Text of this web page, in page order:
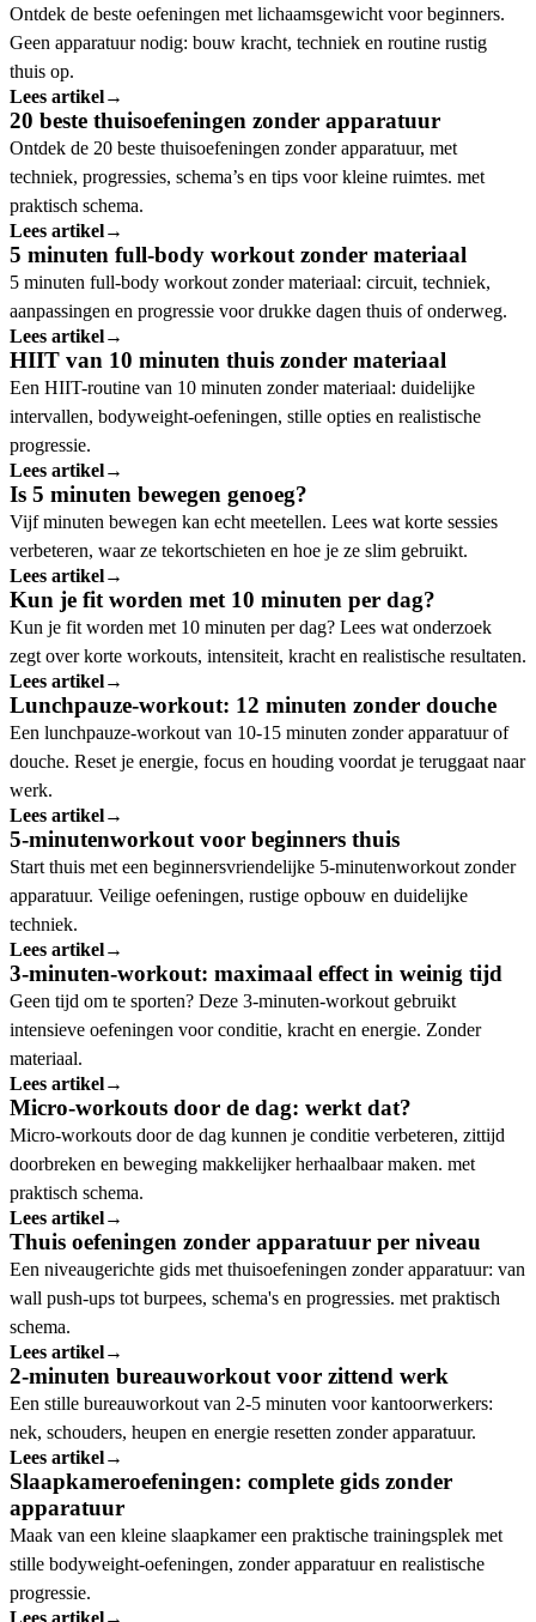
Ontdek de beste oefeningen met lichaamsgewicht voor beginners.
Geen apparatuur nodig: bouw kracht, techniek en routine rustig
thuis op.
Lees artikel→
20 beste thuisoefeningen zonder apparatuur
Ontdek de 20 beste thuisoefeningen zonder apparatuur, met
techniek, progressies, schema’s en tips voor kleine ruimtes. met
praktisch schema.
Lees artikel→
5 minuten full-body workout zonder materiaal
5 minuten full-body workout zonder materiaal: circuit, techniek,
aanpassingen en progressie voor drukke dagen thuis of onderweg.
Lees artikel→
HIIT van 10 minuten thuis zonder materiaal
Een HIIT-routine van 10 minuten zonder materiaal: duidelijke
intervallen, bodyweight-oefeningen, stille opties en realistische
progressie.
Lees artikel→
Is 5 minuten bewegen genoeg?
Vijf minuten bewegen kan echt meetellen. Lees wat korte sessies
verbeteren, waar ze tekortschieten en hoe je ze slim gebruikt.
Lees artikel→
Kun je fit worden met 10 minuten per dag?
Kun je fit worden met 10 minuten per dag? Lees wat onderzoek
zegt over korte workouts, intensiteit, kracht en realistische resultaten.
Lees artikel→
Lunchpauze-workout: 12 minuten zonder douche
Een lunchpauze-workout van 10-15 minuten zonder apparatuur of
douche. Reset je energie, focus en houding voordat je teruggaat naar
werk.
Lees artikel→
5-minutenworkout voor beginners thuis
Start thuis met een beginnersvriendelijke 5-minutenworkout zonder
apparatuur. Veilige oefeningen, rustige opbouw en duidelijke
techniek.
Lees artikel→
3-minuten-workout: maximaal effect in weinig tijd
Geen tijd om te sporten? Deze 3-minuten-workout gebruikt
intensieve oefeningen voor conditie, kracht en energie. Zonder
materiaal.
Lees artikel→
Micro-workouts door de dag: werkt dat?
Micro-workouts door de dag kunnen je conditie verbeteren, zittijd
doorbreken en beweging makkelijker herhaalbaar maken. met
praktisch schema.
Lees artikel→
Thuis oefeningen zonder apparatuur per niveau
Een niveaugerichte gids met thuisoefeningen zonder apparatuur: van
wall push-ups tot burpees, schema's en progressies. met praktisch
schema.
Lees artikel→
2-minuten bureauworkout voor zittend werk
Een stille bureauworkout van 2-5 minuten voor kantoorwerkers:
nek, schouders, heupen en energie resetten zonder apparatuur.
Lees artikel→
Slaapkameroefeningen: complete gids zonder
apparatuur
Maak van een kleine slaapkamer een praktische trainingsplek met
stille bodyweight-oefeningen, zonder apparatuur en realistische
progressie.
Lees artikel→